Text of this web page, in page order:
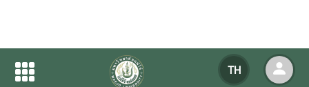
TH
ปฏิทินกิจกรรมของหน่วยงาน